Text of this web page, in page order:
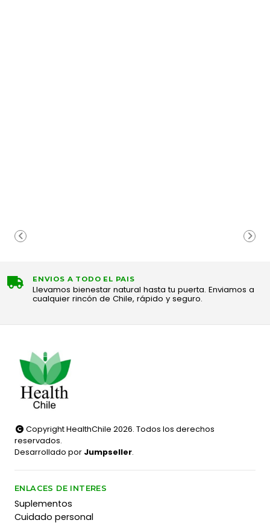
ENVIOS A TODO EL PAIS
Llevamos bienestar natural hasta tu puerta. Enviamos a
cualquier rincón de Chile, rápido y seguro.
Copyright HealthChile 2026. Todos los derechos
reservados.
Desarrollado por Jumpseller.
ENLACES DE INTERES
Suplementos
Cuidado personal